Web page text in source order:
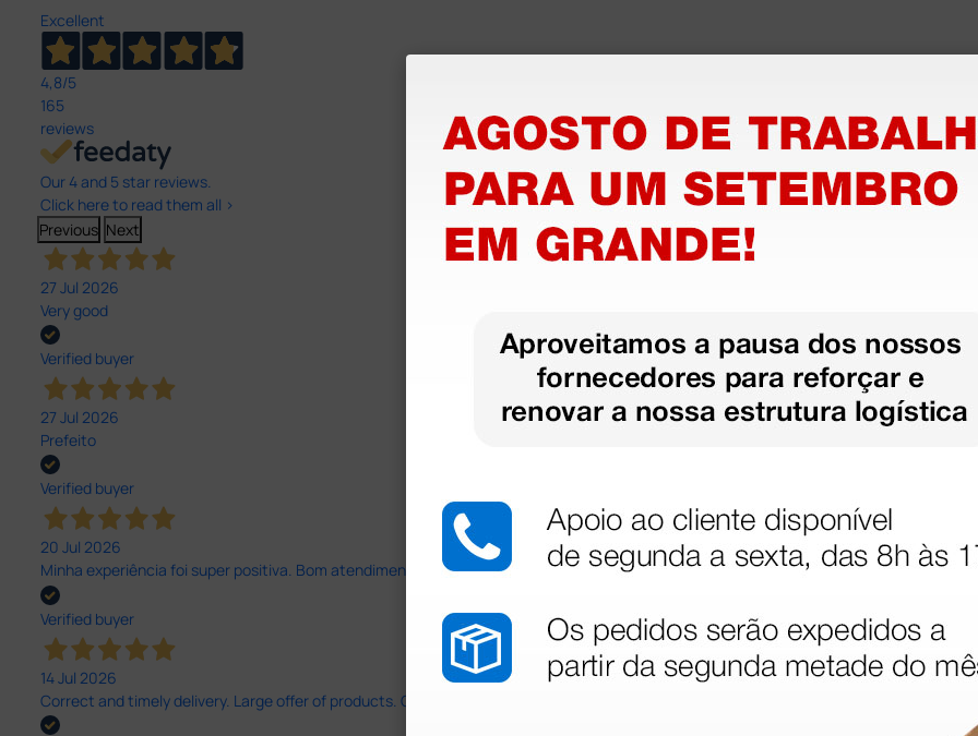
Excellent
4,8/5
165
reviews
Our 4 and 5 star reviews.
Click here to read them all >
Previous Next
27 Jul 2026
Very good
Verified buyer
27 Jul 2026
Prefeito
Verified buyer
20 Jul 2026
Minha experiência foi super positiva. Bom atendimento e recebi dentro do prazo. Obrigada.
Verified buyer
14 Jul 2026
Correct and timely delivery. Large offer of products. Good service!